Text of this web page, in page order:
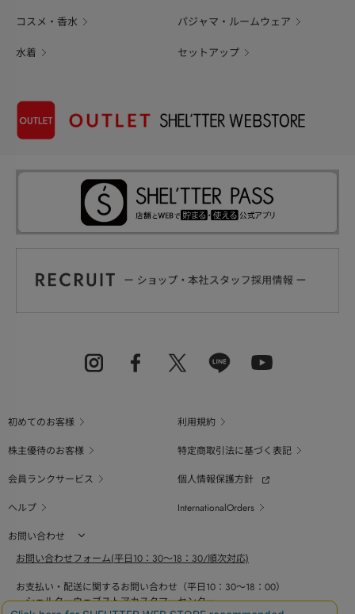
コスメ・香水 パジャマ・ルームウェア
水着 セットアップ
初めてのお客様
利用規約
株主優待のお客様
特定商取引法に基づく表記
会員ランクサービス
個人情報保護方針
ヘルプ
InternationalOrders
お問い合わせ
お問い合わせフォーム(平日10：30～18：30/順次対応)
お支払い・配送に関するお問い合わせ（平日10：30～18：00）
シェルターウェブストアカスタマーセンター